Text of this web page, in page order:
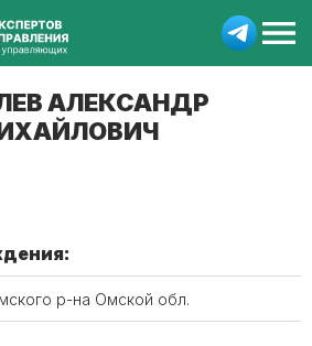
АЛЕКСАНДР
р-на Омской обл.